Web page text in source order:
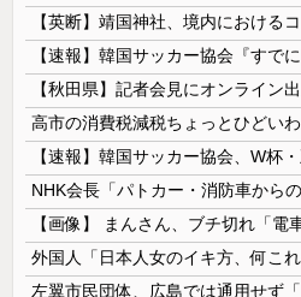
高市の消費税減税ちょっとひどいわ